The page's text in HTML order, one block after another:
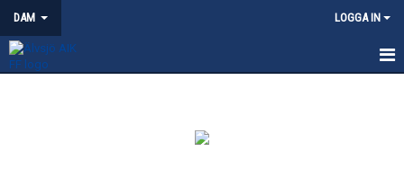
DAM LOGGA IN